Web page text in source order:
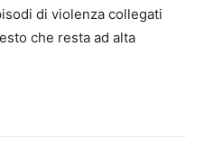
di violenza collegati
che resta ad alta